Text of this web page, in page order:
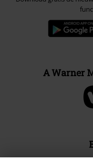
A Warner